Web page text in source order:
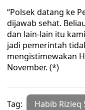
“Polsek datang ke
dijawab sehat.
dan lain-lain itu
jadi pemerintah
mengistimewakan
November. (*)
Tag: Habib Rizieq